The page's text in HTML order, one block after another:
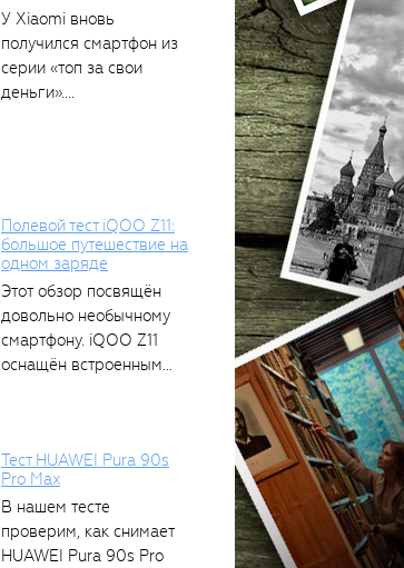
У Xiaomi вновь
получился смартфон из
серии «топ за свои
деньги»....
Полевой тест iQOO Z11:
большое путешествие на
одном заряде
Этот обзор посвящён
довольно необычному
смартфону. iQOO Z11
оснащён встроенным
Тест HUAWEI Pura 90s
Pro Max
В нашем тесте
проверим, как снимает
HUAWEI Pura 90s Pro